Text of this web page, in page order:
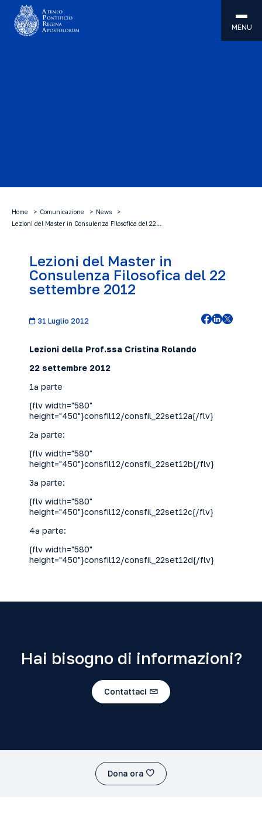
MENU
Home Comunicazione
News
Lezioni del Master in Consulenza Filosofica del 22…
Lezioni del Master in
Consulenza Filosofica del 22
settembre 2012
31 Luglio 2012
Lezioni della Prof.ssa Cristina Rolando
22 settembre 2012
1ª parte
{flv width="580"
height="450"}consfil12/consfil_22set12a{/flv}
2ª parte:
{flv width="580"
height="450"}consfil12/consfil_22set12b{/flv}
3ª parte:
{flv width="580"
height="450"}consfil12/consfil_22set12c{/flv}
4ª parte:
{flv width="580"
height="450"}consfil12/consfil_22set12d{/flv}
Hai bisogno di informazioni?
Contattaci
Dona ora